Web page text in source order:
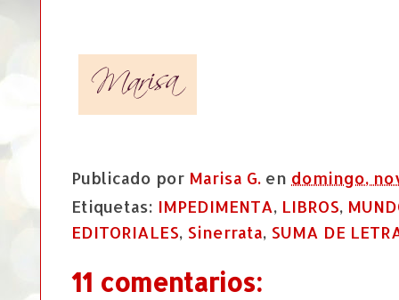
Publicado por Marisa G. en domingo,
Etiquetas: IMPEDIMENTA, LIBROS,
EDITORIALES, Sinerrata, SUMA DE
11 comentarios: